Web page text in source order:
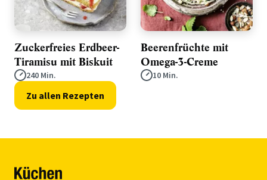
Zuckerfreies Erdbeer-
Tiramisu mit Biskuit
240 Min.
Beerenfrüchte mit
Omega-3-Creme
10 Min.
Zu allen Rezepten